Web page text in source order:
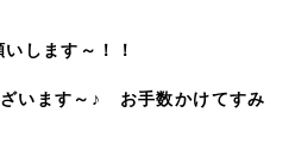
します～！！
います～♪ お手数かけてすみ